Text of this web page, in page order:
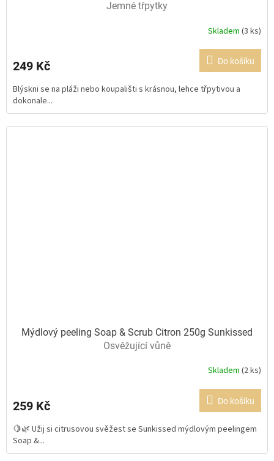
Jemné třpytky
je
z
5
hvězdiček.
Skladem(3 ks)
249 Kč Do košíku
Blýskni se na pláži nebo koupališti s krásnou, lehce třpytivou a
dokonale...
Mýdlový peeling Soap & Scrub Citron 250g Sunkissed
Osvěžující vůně
je
z
5
hvězdiček.
Skladem(2 ks)
259 Kč Do košíku
🍋🌿 Užij si citrusovou svěžest se Sunkissed mýdlovým peelingem
Soap &...